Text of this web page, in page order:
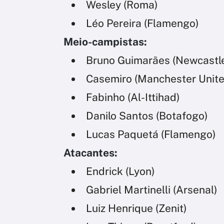
Wesley (Roma)
Léo Pereira (Flamengo)
Meio-campistas:
Bruno Guimarães
Casemiro (Manchester
Fabinho (Al-Ittihad)
Danilo Santos (Botafogo)
Lucas Paquetá (Flamengo)
Atacantes:
Endrick (Lyon)
Gabriel Martinelli (Arsenal)
Luiz Henrique (Zenit)